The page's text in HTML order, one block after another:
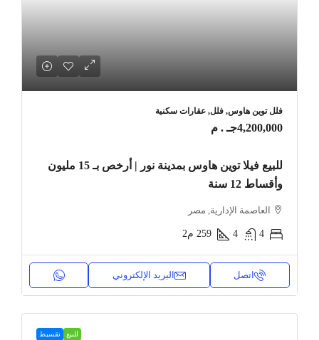
فلل توين هاوس, فلل, عقارات سكنية
4,200,000جـ . م
للبيع فيلا توين هاوس بمدينة نور | أرخص بـ 15 مليون
وأقساط 12 سنة
العاصمة الإدارية, مصر
4
4
259 م2
اتصل البريد الإلكتروني
للبيع تقسيط